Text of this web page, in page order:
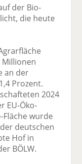
der Bio-
die heute
Millionen
an der
Prozent.
2024
EU-Öko-
wurde
deutschen
Hof in
BÖLW.